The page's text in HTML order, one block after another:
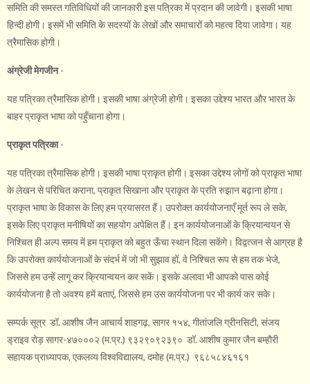
समिति की समस्त गतिविधियों की जानकारी इस पत्रिका में प्रदान की जावेगी। इसकी भाषा
हिन्दी होगी। इसमें भी समिति के सदस्यों के लेखों और समाचारों को महत्व दिया जावेगा। यह
त्रैमासिक होगी।
अंग्रेजी मेगजीन-
यह पत्रिका त्रैमासिक होगी। इसकी भाषा अंग्रेजी होगी। इसका उद्देश्य भारत और भारत के
बाहर प्राकृत भाषा को पहुँचाना होगा।
प्राकृत पत्रिका-
यह पत्रिका त्रैमासिक होगी। इसकी भाषा प्राकृत होगी। इसका उद्देश्य लोगों को प्राकृत भाषा
के लेखन से परिचित कराना, प्राकृत सिखाना और प्राकृत के प्रति रुझान बढ़ाना होगा।
प्राकृत भाषा के विकास के लिए हम प्रयासरत हैं। उपरोक्त कार्ययोजनाएँ मूर्त रूप ले सके,
इसके लिए प्राकृत मनीषियों का सहयोग अपेक्षित हैं। इन कार्ययोजनाओं के क्रियान्वयन से
निश्चित ही अल्प समय में हम प्राकृत को बहुत ऊँचा स्थान दिला सकेंगे। विद्वत्जन से आग्रह है
कि उपरोक्त कार्ययोजनाओं के संदर्भ में जो भी सुझाव हों, वे निश्चित रूप से हम तक भेजे,
जिससे हम उन्हें लागू कर क्रियान्वयन कर सकें। इसके अलावा भी आपको पास कोई
कार्ययोजना है तो अवश्य हमें बताएं, जिससे हम उस कार्ययोजना पर भी कार्य कर सके।
सम्पर्क सूत्र डॉ. आशीष जैन आचार्य शाहगढ़, सागर १५४, गीतांजलि ग्रीनसिटी, संजय
ड्राइव रोड़ सागर-४७०००२ (म.प्र.) ९३२९०९२३९० डॉ. आशीष कुमार जैन बम्हौरी
सहायक प्राध्यापक, एकलव्य विश्वविद्यालय, दमोह (म.प्र.) ९६८५८४६१६१